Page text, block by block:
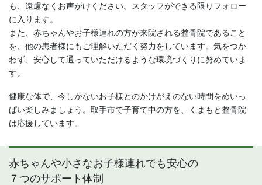
も、遠慮なくお声がけください。スタッフができる限りフォロー
に入ります。
また、赤ちゃんやお子様連れの方が来院される整骨院であること
を、他の患者様にもご理解いただく努力をしています。気をつか
わず、安心して通っていただけるような環境づくりに努めていま
す。
健康な体で、今しかないお子様とのかけがえのない時間をめいっ
ぱい楽しみましょう。取手市で子育て中の方を、くまもと整骨院
は応援しています。
赤ちゃんや小さなお子様連れでも安心の
７つのサポート体制